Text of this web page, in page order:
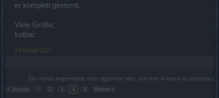
er komplett gesternt.
Viele Grüße,
katbac
3 Februar 2021
(Du musst angemeldet oder registriert sein, um eine Antwort zu erstellen.)
< Zurück
1 2 3 4 5 Weiter >